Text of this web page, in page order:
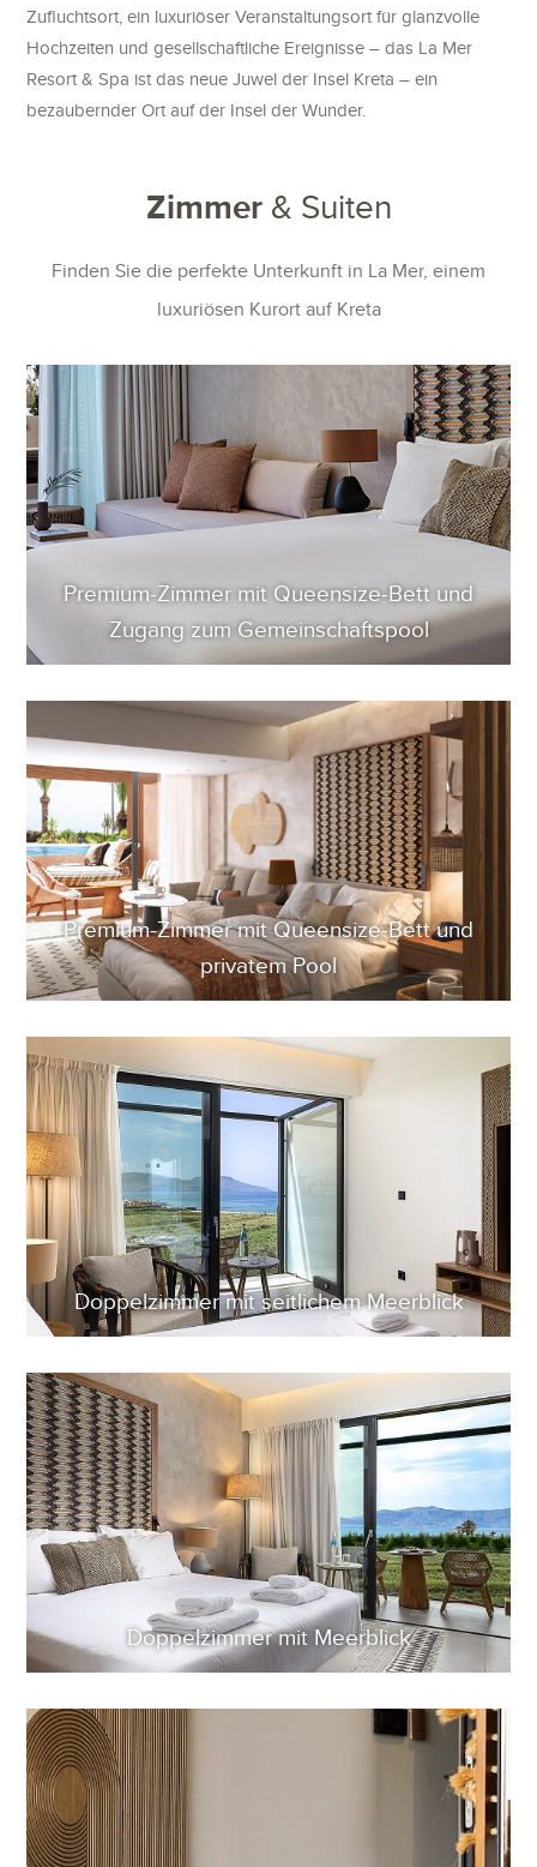
Zufluchtsort, ein luxuriöser Veranstaltungsort für glanzvolle
Hochzeiten und gesellschaftliche Ereignisse – das La Mer
Resort & Spa ist das neue Juwel der Insel Kreta – ein
bezaubernder Ort auf der Insel der Wunder.
Zimmer & Suiten
Finden Sie die perfekte Unterkunft in La Mer, einem
luxuriösen Kurort auf Kreta
Premium-Zimmer mit Queensize-Bett und
Zugang zum Gemeinschaftspool
Premium-Zimmer mit Queensize-Bett und
privatem Pool
Doppelzimmer mit seitlichem Meerblick
Doppelzimmer mit Meerblick